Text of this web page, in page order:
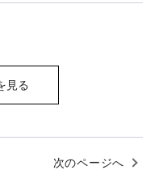
見る
次のページへ